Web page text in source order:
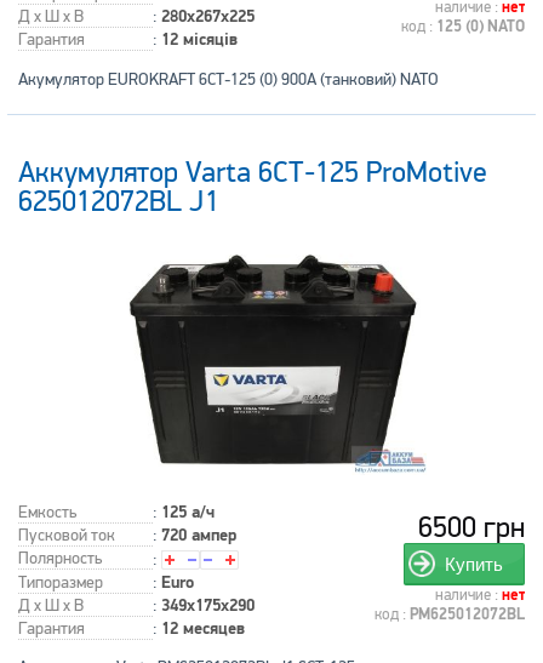
Д x Ш x В : 280x267x225
Гарантия : 12 місяців
наличие : нет
код : 125 (0) NATO
Акумулятор EUROKRAFT 6СТ-125 (0) 900А (танковий) NATO
Аккумулятор Varta 6СТ-125 ProMotive
625012072BL J1
Емкость : 125 а/ч
Пусковой ток : 720 ампер
Полярность
:
Типоразмер
: Euro
Д x Ш x В : 349x175x290
Гарантия : 12 месяцев
6500 грн
Купить
наличие : нет
код : PM625012072BL